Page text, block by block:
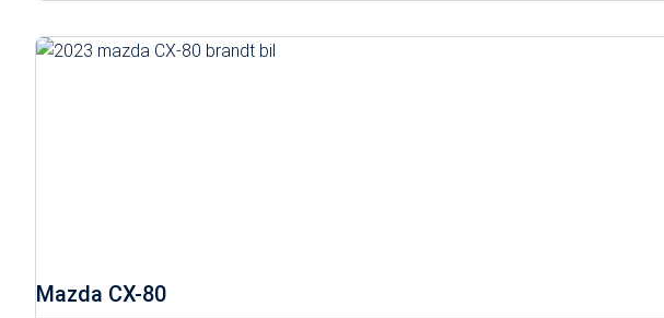
Mazda CX-80